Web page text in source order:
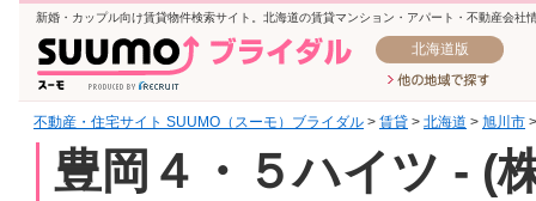
新婚・カップル向け賃貸物件検索サイト。北海道の賃貸マンション・アパート・不動産会社
北海道版
不動産・住宅サイト SUUMO（スーモ）ブライダル > 賃貸 > 北海道 > 旭川市
豊岡４・５ハイツ - (